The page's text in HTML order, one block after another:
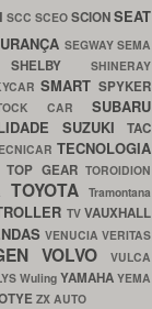
SCC SCEO SCIONSEAT
SEGWAYSEMA
SHELBY SHINERAY
SMART SPYKER
CAR SUBARU
SUZUKITAC
TECNOLOGIA
TOP GEARTOROIDION
TOYOTATramontana
TVVAUXHALL
VENUCIAVERITAS
VOLVO
VULCA
Wuling YAMAHA YEMA
ZX AUTO